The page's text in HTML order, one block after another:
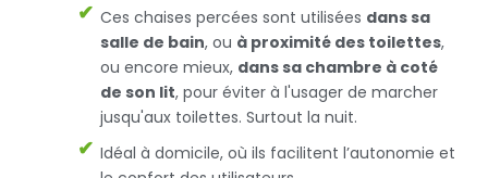
Ces chaises percées sont utilisées dans sa
salle de bain, ou à proximité des toilettes,
ou encore mieux, dans sa chambre à coté
de son lit, pour éviter à l'usager de marcher
jusqu'aux toilettes. Surtout la nuit.
Idéal à domicile, où ils facilitent l’autonomie et